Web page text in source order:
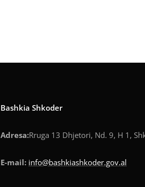
Bashkia Shkoder
Adresa:Rruga 13 Dhjetori, Nd. 9, H 1,
E-mail: info@bashkiashkoder.gov.al